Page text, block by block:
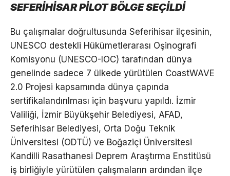
SEFERİHİSAR PİLOT BÖLGE SEÇİLDİ
Bu çalışmalar doğrultusunda Seferihisar ilçesinin,
UNESCO destekli Hükümetlerarası Oşinografi
Komisyonu (UNESCO-IOC) tarafından dünya
genelinde sadece 7 ülkede yürütülen CoastWAVE
2.0 Projesi kapsamında dünya çapında
sertifikalandırılması için başvuru yapıldı. İzmir
Valiliği, İzmir Büyükşehir Belediyesi, AFAD,
Seferihisar Belediyesi, Orta Doğu Teknik
Üniversitesi (ODTÜ) ve Boğaziçi Üniversitesi
Kandilli Rasathanesi Deprem Araştırma Enstitüsü
iş birliğiyle yürütülen çalışmaların ardından ilçe